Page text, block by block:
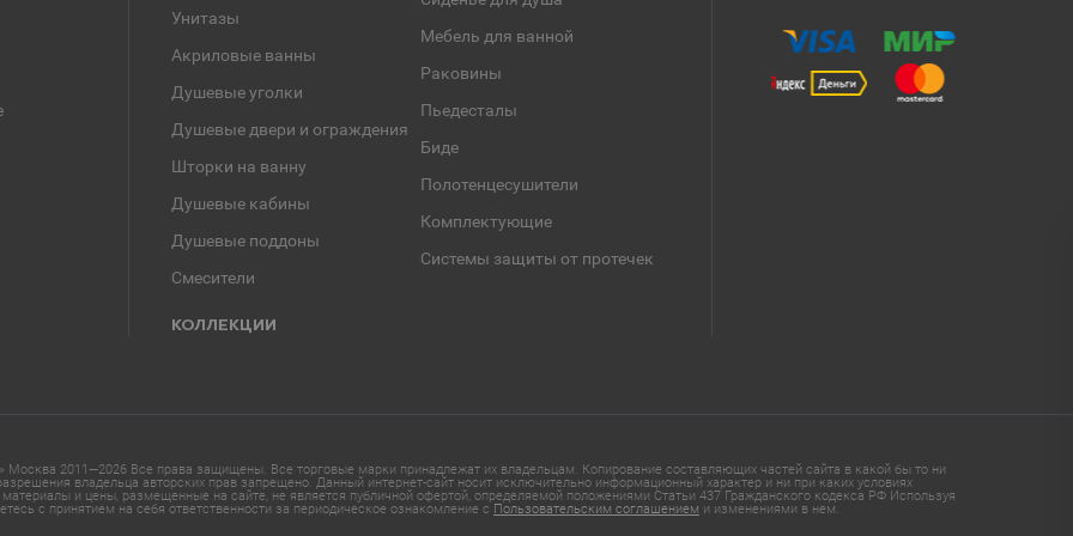
Унитазы
Акриловые ванны
Душевые уголки
Душевые двери и ограждения
Шторки на ванну
Душевые кабины
Душевые поддоны
Смесители
Мебель для ванной
Раковины
Пьедесталы
Биде
Полотенцесушители
Комплектующие
Системы защиты от протечек
КОЛЛЕКЦИИ
2011—2026 Все права защищены. Все торговые марки принадлежат их владельцам. Копирование составляющих частей сайта в какой бы то ни
владельца авторских прав запрещено. Данный интернет-сайт носит исключительно информационный характер и ни при каких условиях
и цены, размещенные на сайте, не является публичной офертой, определяемой положениями Статьи 437 Гражданского кодекса РФ Используя
с принятием на себя ответственности за периодическое ознакомление с Пользовательским соглашением и изменениями в нем.